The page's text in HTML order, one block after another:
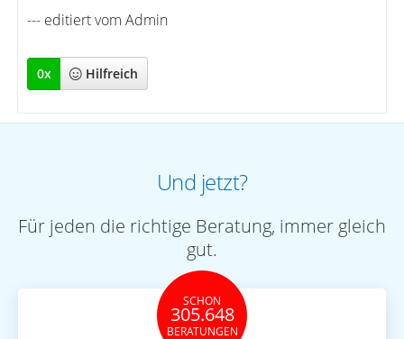
--- editiert vom Admin
0x Hilfreich
Und jetzt?
Für jeden die richtige Beratung, immer gleich
gut.
SCHON
305.648
BERATUNGEN